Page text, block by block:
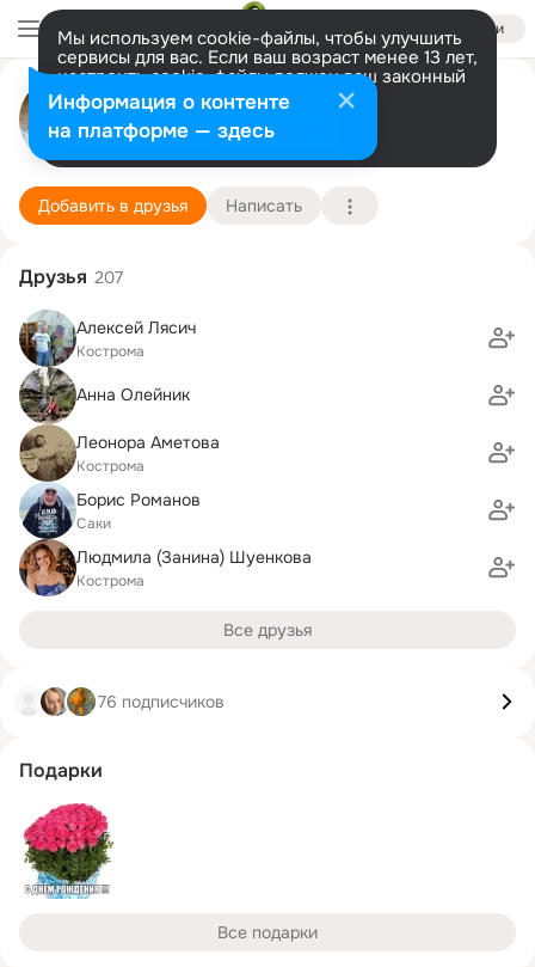
Войти
Мы используем cookie-файлы, чтобы улучшить
сервисы для вас. Если ваш возраст менее 13 лет,
настроить cookie-файлы должен ваш законный
представитель. Больше информации
Разрешить все Настроить
Евгения Афанасова (Куликова)
Кострома
20 октября
Караваевская cредняя школаПодробнее
Добавить в друзья Написать
Друзья 207
Алексей Лясич
Кострома
Анна Олейник
Леонора Аметова
Кострома
Борис Романов
Саки
Людмила (Занина) Шуенкова
Кострома
Все друзья
76 подписчиков
Подарки
Все подарки
Информация о контенте
на платформе — здесь